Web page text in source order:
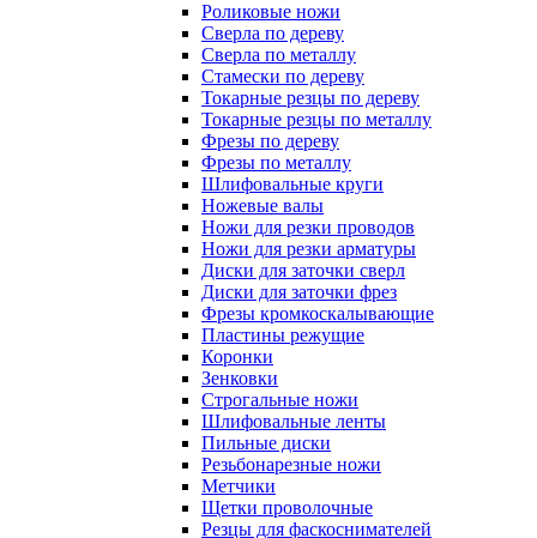
Роликовые ножи
Сверла по дереву
Сверла по металлу
Стамески по дереву
Токарные резцы по дереву
Токарные резцы по металлу
Фрезы по дереву
Фрезы по металлу
Шлифовальные круги
Ножевые валы
Ножи для резки проводов
Ножи для резки арматуры
Диски для заточки сверл
Диски для заточки фрез
Фрезы кромкоскалывающие
Пластины режущие
Коронки
Зенковки
Строгальные ножи
Шлифовальные ленты
Пильные диски
Резьбонарезные ножи
Метчики
Щетки проволочные
Резцы для фаскоснимателей